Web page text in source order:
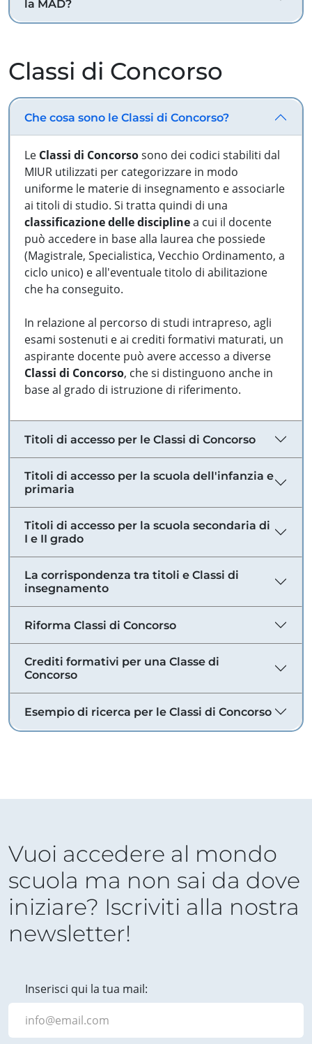
la MAD?
Classi di Concorso
Che cosa sono le Classi di Concorso?
Le Classi di Concorsosono dei codici stabiliti dal
MIUR utilizzati per categorizzare in modo
uniforme le materie di insegnamento e associarle
ai titoli di studio. Si tratta quindi di una
classificazione delle disciplinea cui il docente
può accedere in base alla laurea che possiede
(Magistrale, Specialistica, Vecchio Ordinamento, a
ciclo unico) e all'eventuale titolo di abilitazione
che ha conseguito.
In relazione al percorso di studi intrapreso, agli
esami sostenuti e ai crediti formativi maturati, un
aspirante docente può avere accesso a diverse
Classi di Concorso, che si distinguono anche in
base al grado di istruzione di riferimento.
Titoli di accesso per le Classi di Concorso
Titoli di accesso per la scuola dell'infanzia e
primaria
Titoli di accesso per la scuola secondaria di
I e II grado
La corrispondenza tra titoli e Classi di
insegnamento
Riforma Classi di Concorso
Crediti formativi per una Classe di
Concorso
Esempio di ricerca per le Classi di Concorso
Vuoi accedere al mondo
scuola ma non sai da dove
iniziare? Iscriviti alla nostra
newsletter!
Inserisci qui la tua mail: